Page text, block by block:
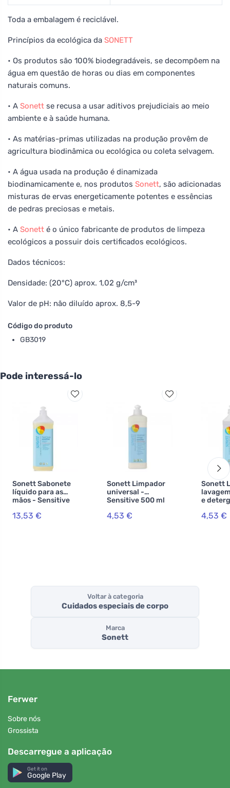
Toda a embalagem é reciclável.
Princípios da ecológica da SONETT
• Os produtos são 100% biodegradáveis, se decompõem na
água em questão de horas ou dias em componentes
naturais comuns.
• A Sonett se recusa a usar aditivos prejudiciais ao meio
ambiente e à saúde humana.
• As matérias-primas utilizadas na produção provêm de
agricultura biodinâmica ou ecológica ou coleta selvagem.
• A água usada na produção é dinamizada
biodinamicamente e, nos produtos Sonett, são adicionadas
misturas de ervas energeticamente potentes e essências
de pedras preciosas e metais.
• A Sonett é o único fabricante de produtos de limpeza
ecológicos a possuir dois certificados ecológicos.
Dados técnicos:
Densidade: (20°C) aprox. 1,02 g/cm³
Valor de pH: não diluído aprox. 8,5-9
Código do produto
GB3019
Pode interessá-lo
Sonett Sabonete
líquido para as
mãos - Sensitive
13,53 €
Sonett Limpador
universal -
Sensitive 500 ml
4,53 €
Sonett
e
4,53 €
Voltar à categoria
Cuidados especiais de corpo
Marca
Sonett
Ferwer
Sobre nós
Grossista
Descarregue a aplicação
Get it on
Google Play